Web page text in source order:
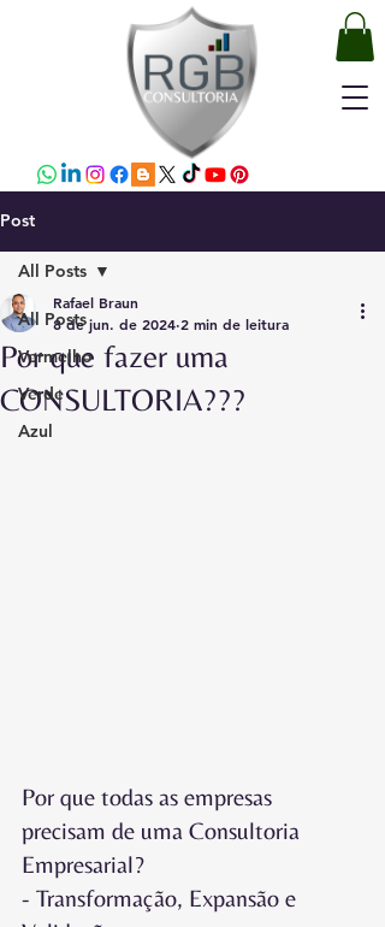
Post
All Posts
Vermelho
Verde
Azul
All Posts
Por que fazer uma
CONSULTORIA???
Rafael Braun
8 de jun. de 2024 2 min de leitura
Por que todas as empresas
precisam de uma Consultoria
Empresarial?
- Transformação, Expansão e